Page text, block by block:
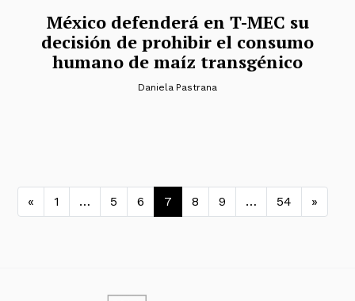
México defenderá en T-MEC su
decisión de prohibir el consumo
humano de maíz transgénico
Daniela Pastrana
Navegación de entradas
« 1 … 5 6 7 8 9 … 54 »